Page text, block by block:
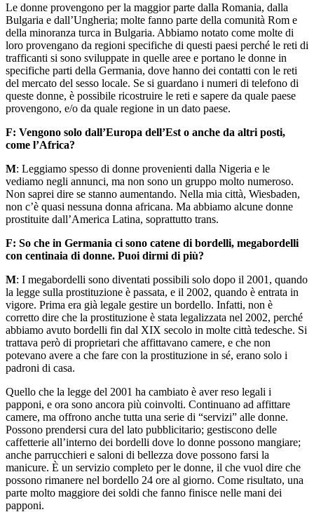
Le donne provengono per la maggior parte dalla Romania, dalla
Bulgaria e dall’Ungheria; molte fanno parte della comunità Rom e
della minoranza turca in Bulgaria. Abbiamo notato come molte di
loro provengano da regioni specifiche di questi paesi perché le reti di
trafficanti si sono sviluppate in quelle aree e portano le donne in
specifiche parti della Germania, dove hanno dei contatti con le reti
del mercato del sesso locale. Se si guardano i numeri di telefono di
queste donne, è possibile ricostruire le reti e sapere da quale paese
provengono, e/o da quale regione in un dato paese.
F: Vengono solo dall’Europa dell’Est o anche da altri posti,
come l’Africa?
M: Leggiamo spesso di donne provenienti dalla Nigeria e le
vediamo negli annunci, ma non sono un gruppo molto numeroso.
Non saprei dire se stanno aumentando. Nella mia città, Wiesbaden,
non c’è quasi nessuna donna africana. Ma abbiamo alcune donne
prostituite dall’America Latina, soprattutto trans.
F: So che in Germania ci sono catene di bordelli, megabordelli
con centinaia di donne. Puoi dirmi di più?
M: I megabordelli sono diventati possibili solo dopo il 2001, quando
la legge sulla prostituzione è passata, e il 2002, quando è entrata in
vigore. Prima era già legale gestire un bordello. Infatti, non è
corretto dire che la prostituzione è stata legalizzata nel 2002, perché
abbiamo avuto bordelli fin dal XIX secolo in molte città tedesche. Si
trattava però di proprietari che affittavano camere, e che non
potevano avere a che fare con la prostituzione in sé, erano solo i
padroni di casa.
Quello che la legge del 2001 ha cambiato è aver reso legali i
papponi, e ora sono ancora più coinvolti. Continuano ad affittare
camere, ma offrono anche tutta una serie di “servizi” alle donne.
Possono prendersi cura del lato pubblicitario; gestiscono delle
caffetterie all’interno dei bordelli dove lo donne possono mangiare;
anche parrucchieri e saloni di bellezza dove possono farsi la
manicure. È un servizio completo per le donne, il che vuol dire che
possono rimanere nel bordello 24 ore al giorno. Come risultato, una
parte molto maggiore dei soldi che fanno finisce nelle mani dei
papponi.